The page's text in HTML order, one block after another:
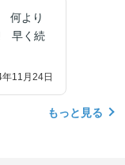
何より
早く続
11月24日
もっと見る